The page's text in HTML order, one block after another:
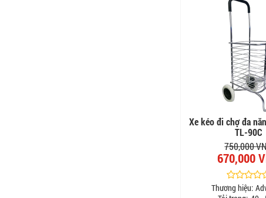
Xe kéo đi chợ đa
TL-90C
750,000
670,000
Thương hiệu: